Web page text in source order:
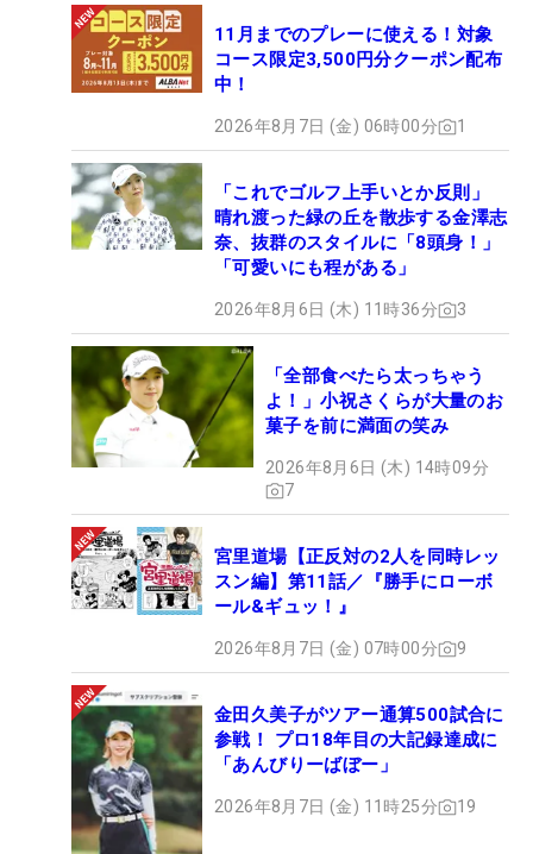
11月までのプレーに使える！対象
コース限定3,500円分クーポン配布
中！
2026年8月7日 (金) 06時00分 1
「これでゴルフ上手いとか反則」
晴れ渡った緑の丘を散歩する金澤志
奈、抜群のスタイルに「8頭身！」
「可愛いにも程がある」
2026年8月6日 (木) 11時36分 3
「全部食べたら太っちゃう
よ！」小祝さくらが大量のお
菓子を前に満面の笑み
2026年8月6日 (木) 14時09分
7
宮里道場【正反対の2人を同時レッ
スン編】第11話／『勝手にローボ
ール&ギュッ！』
2026年8月7日 (金) 07時00分 9
金田久美子がツアー通算500試合に
参戦！ プロ18年目の大記録達成に
「あんびりーばぼー」
2026年8月7日 (金) 11時25分 19